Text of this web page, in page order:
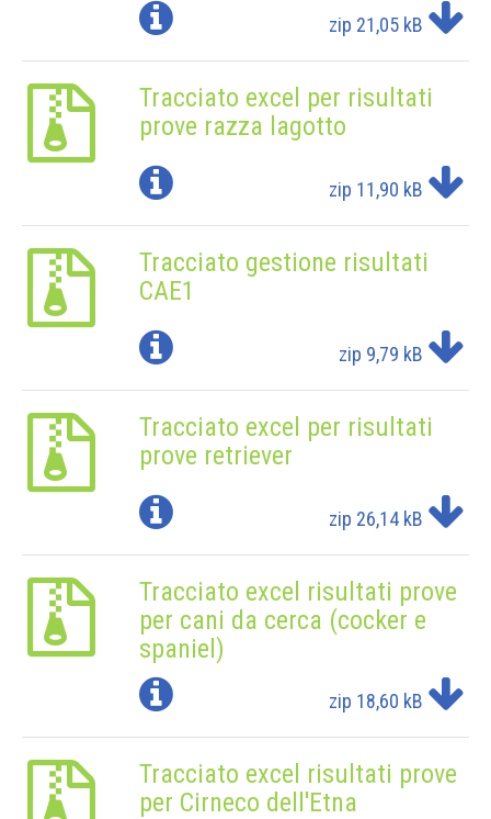
zip 21,05 kB
Tracciato excel per risultati
prove razza lagotto
zip 11,90 kB
Tracciato gestione risultati
CAE1
zip 9,79 kB
Tracciato excel per risultati
prove retriever
zip 26,14 kB
Tracciato excel risultati prove
per cani da cerca (cocker e
spaniel)
zip 18,60 kB
Tracciato excel risultati prove
per Cirneco dell'Etna